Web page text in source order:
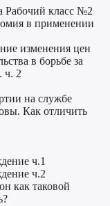
Рабочий класс №2
в применении
изменения цен
в борьбе за
ч. 2
на службе
Как отличить
ч.1
ч.2
как таковой